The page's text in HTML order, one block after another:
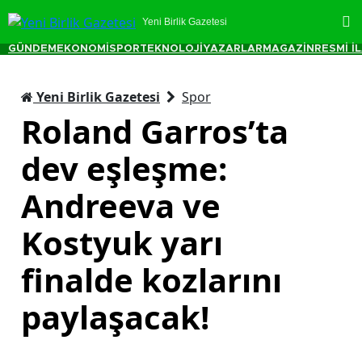
Yeni Birlik Gazetesi
GÜNDEM EKONOMİ SPORTEKNOLOJİ YAZARLAR MAGAZİN RESMİ
Yeni Birlik Gazetesi Spor
Roland Garros’ta
dev eşleşme:
Andreeva ve
Kostyuk yarı
finalde kozlarını
paylaşacak!